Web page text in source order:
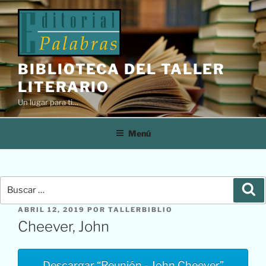
Saltar
al
contenido
BIBLIOTECA DEL TALLER
LITERARIO
Un lugar para ti…
Menú
por:
PUBLICADO
EL
ABRIL 12, 2019 POR TALLERBIBLIO
Cheever, John